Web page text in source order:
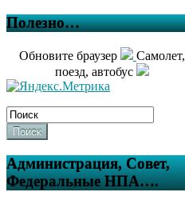
Полезно…
Обновите браузер
Самолет,
поезд, автобус
Поиск
Администрация, Совет,
Федеральные НПА….